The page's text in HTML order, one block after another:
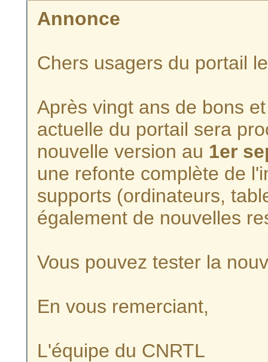
Annonce
Chers usagers du portail
Après vingt ans de bons
actuelle du portail sera
nouvelle version au 1er
une refonte complète de
supports (ordinateurs,
également de nouvelles
Vous pouvez tester la
En vous remerciant,
L'équipe du CNRTL